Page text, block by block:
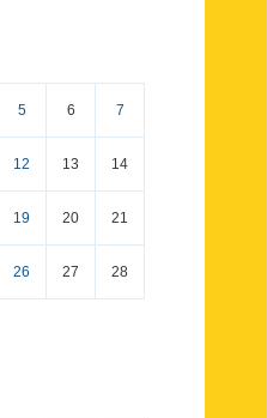
5 6 7
12 13 14
19 20 21
26 27 28